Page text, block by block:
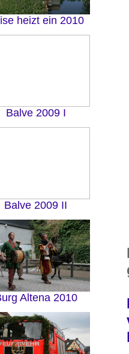
heizt ein 2010
Balve 2009 I
Balve 2009 II
Altena 2010